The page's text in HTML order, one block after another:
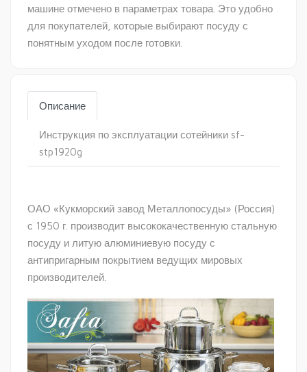
машине отмечено в параметрах товара. Это удобно
для покупателей, которые выбирают посуду с
понятным уходом после готовки.
Описание
Инструкция по эксплуатации сотейники sf-
stp1920g
ОАО «Кукморский завод Металлопосуды» (Россия)
с 1950 г. производит высококачественную стальную
посуду и литую алюминиевую посуду с
антипригарным покрытием ведущих мировых
производителей.